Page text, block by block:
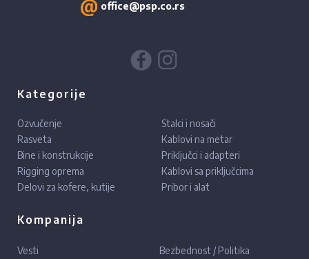
office@psp.co.rs
Kategorije
Ozvučenje
Rasveta
Bine i konstrukcije
Rigging oprema
Delovi za kofere, kutije
Stalci i nosači
Kablovi na metar
Priključci i adapteri
Kablovi sa priključcima
Pribor i alat
Kompanija
Vesti Bezbednost / Politika